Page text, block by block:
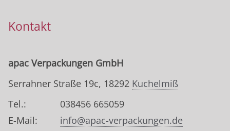
Kontakt
apac Verpackungen GmbH
Serrahner Straße 19c, 18292 Kuchelmiß
Tel.:
038456 665059
E-Mail:
info@apac-verpackungen.de